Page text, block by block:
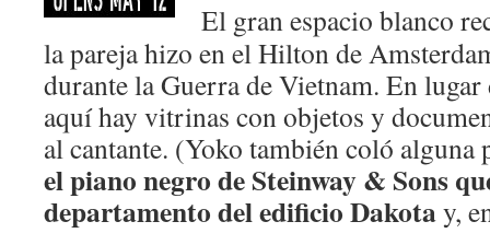
El gran espacio blanco
la pareja hizo en el Hilton de
durante la Guerra de Vietnam. En lugar
aquí hay vitrinas con objetos y
al cantante. (Yoko también coló alguna
el piano negro de Steinway & Sons
departamento del edificio Dakotay,